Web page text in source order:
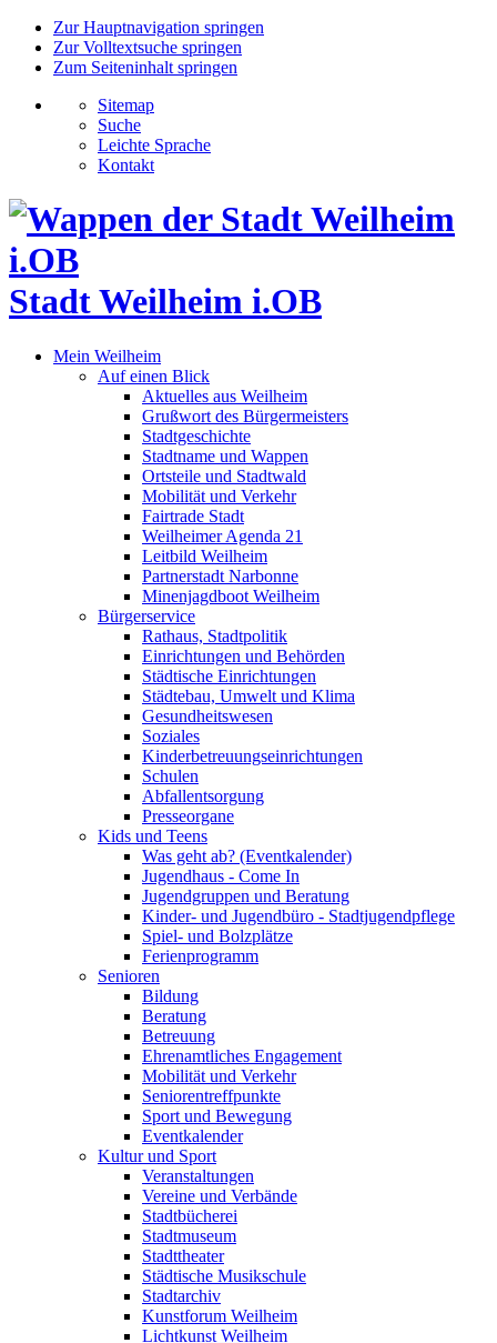
Zur Hauptnavigation springen
Zur Volltextsuche springen
Zum Seiteninhalt springen
Sitemap
Suche
Leichte Sprache
Kontakt
Stadt Weilheim i.OB
Mein Weilheim
Auf einen Blick
Aktuelles aus Weilheim
Grußwort des Bürgermeisters
Stadtgeschichte
Stadtname und Wappen
Ortsteile und Stadtwald
Mobilität und Verkehr
Fairtrade Stadt
Weilheimer Agenda 21
Leitbild Weilheim
Partnerstadt Narbonne
Minenjagdboot Weilheim
Bürgerservice
Rathaus, Stadtpolitik
Einrichtungen und Behörden
Städtische Einrichtungen
Städtebau, Umwelt und Klima
Gesundheitswesen
Soziales
Kinderbetreuungseinrichtungen
Schulen
Abfallentsorgung
Presseorgane
Kids und Teens
Was geht ab? (Eventkalender)
Jugendhaus - Come In
Jugendgruppen und Beratung
Kinder- und Jugendbüro - Stadtjugendpflege
Spiel- und Bolzplätze
Ferienprogramm
Senioren
Bildung
Beratung
Betreuung
Ehrenamtliches Engagement
Mobilität und Verkehr
Seniorentreffpunkte
Sport und Bewegung
Eventkalender
Kultur und Sport
Veranstaltungen
Vereine und Verbände
Stadtbücherei
Stadtmuseum
Stadttheater
Städtische Musikschule
Stadtarchiv
Kunstforum Weilheim
Lichtkunst Weilheim